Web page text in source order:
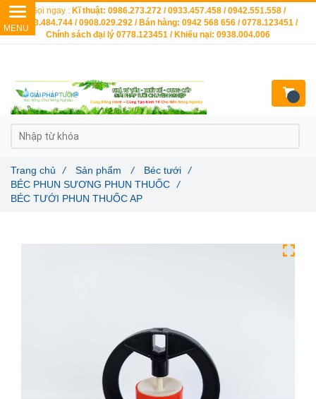
Trang chủ / Sản phẩm / Béc tưới
/
BÉC PHUN SƯƠNG PHUN THUỐC
/
BÉC TƯỚI PHUN THUỐC AP
Gọi ngay : Kĩ thuật: 0986.273.272 / 0933.457.458 / 0942.551.558 /
0903.484.744 / 0908.029.292 / Bán hàng: 0942 568 656 / 0778.123451 /
Chính sách đại lý 0778.123451 / Khiếu nại: 0938.004.006